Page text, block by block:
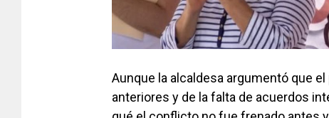
Aunque la alcaldesa argumentó que
anteriores y de la falta de acuerdos